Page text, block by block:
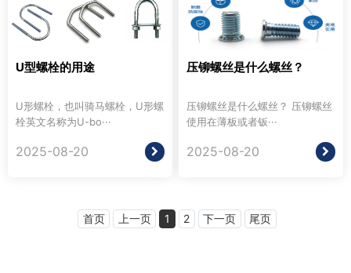
U型螺栓的用途
U形螺栓，也叫骑马螺栓，U形螺
栓英文名称为U-bo···
2025-08-20
压铆螺丝是什么螺丝？
压铆螺丝是什么螺丝？ 压铆螺丝
使用在薄板或者钣···
2025-08-20
首页 上一页 1 2 下一页 尾页